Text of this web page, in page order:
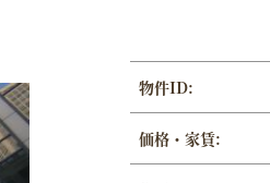
物件ID:
価格・家賃: